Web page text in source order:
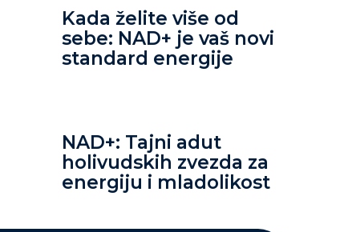
Kada želite više od
sebe: NAD+ je vaš novi
standard energije
NAD+: Tajni adut
holivudskih zvezda za
energiju i mladolikost